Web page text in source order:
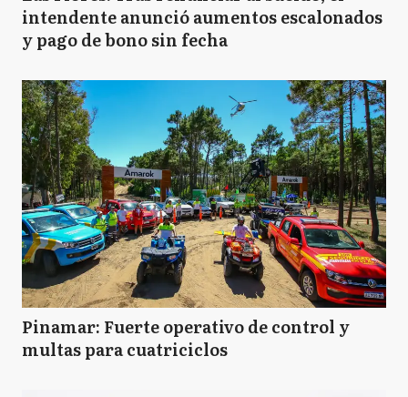
intendente anunció aumentos escalonados
y pago de bono sin fecha
Pinamar: Fuerte operativo de control y
multas para cuatriciclos